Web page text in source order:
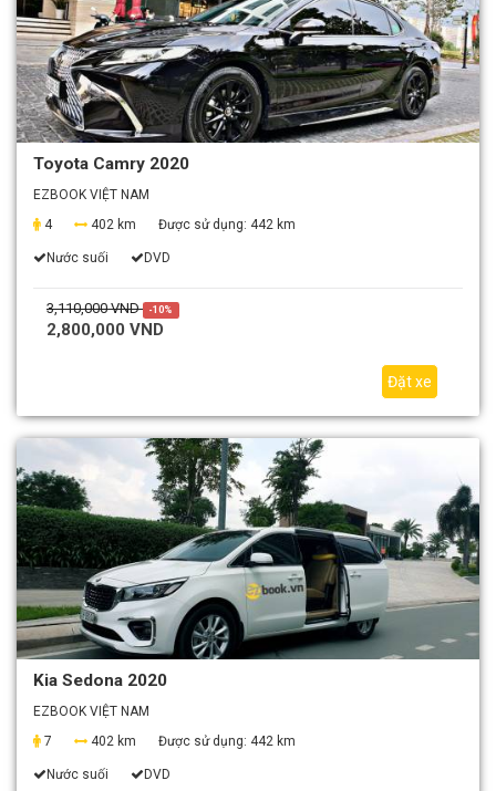
Toyota Camry 2020
EZBOOK VIỆT NAM
4
402 km Được sử dụng: 442 km
Nước suối DVD
3,110,000 VND -10%
2,800,000 VND
Đặt xe
Kia Sedona 2020
EZBOOK VIỆT NAM
7
402 km Được sử dụng: 442 km
Nước suối DVD